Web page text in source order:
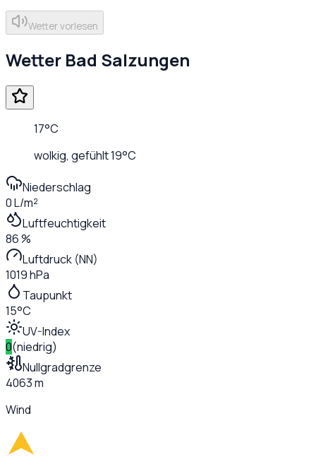
Wetter vorlesen
Wetter Bad Salzungen
17°C
wolkig, gefühlt19°C
Niederschlag
0 L/m²
Luftfeuchtigkeit
86 %
Luftdruck (NN)
1019 hPa
Taupunkt
15°C
UV-Index
0(niedrig)
Nullgradgrenze
4063 m
Wind